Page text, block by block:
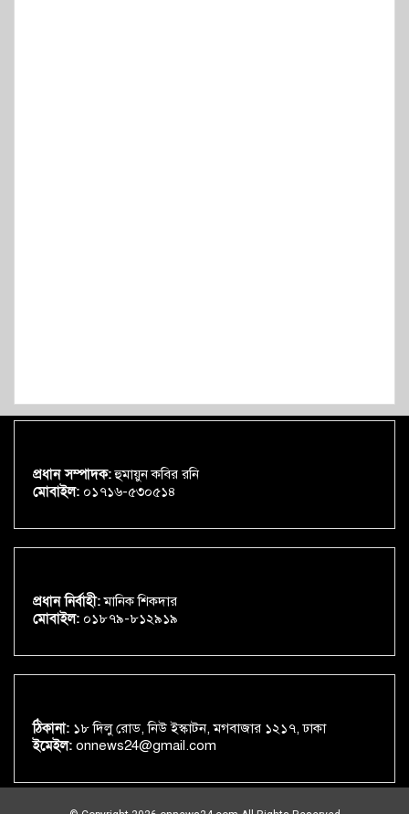
প্রধান সম্পাদক:হুমায়ুন কবির রনি
মোবাইল: ০১৭১৬-৫৩০৫১৪
প্রধান নির্বাহী:মানিক শিকদার
মোবাইল: ০১৮৭৯-৮১২৯১৯
ঠিকানা: ১৮ দিলু রোড, নিউ ইস্কাটন, মগবাজার ১২১৭, ঢাকা
ইমেইল: onnews24@gmail.com